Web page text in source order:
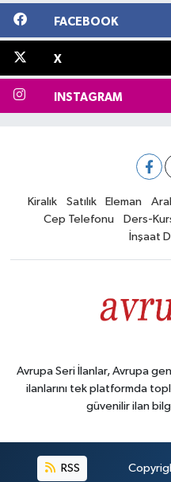
FACEBOOK
X
INSTAGRAM
Kiralık Satılık Eleman
Cep Telefonu
Ders-
İnşaat
Avrupa Seri İlanlar, Avrupa
ilanlarını tek platformda
güvenilir ilan
RSS